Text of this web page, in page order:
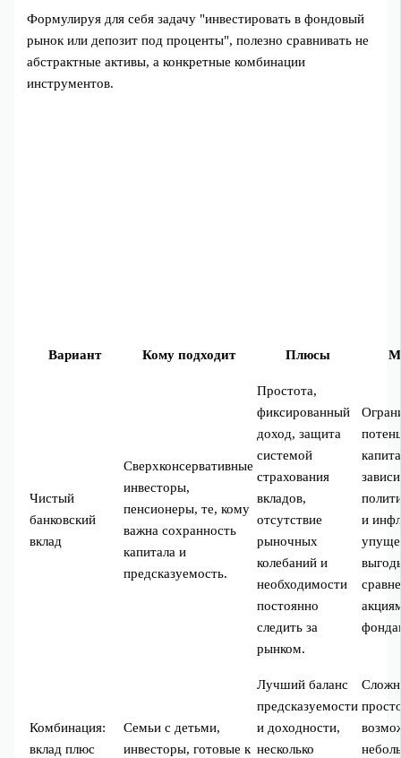
Формулируя для себя задачу "инвестировать в фондовый
рынок или депозит под проценты", полезно сравнивать не
абстрактные активы, а конкретные комбинации
инструментов.
Вариант Кому подходит Плюсы
Чистый
банковский
вклад
Сверхконсервативные
инвесторы,
пенсионеры, те, кому
важна сохранность
капитала и
предсказуемость.
Простота,
фиксированный
доход, защита
системой
страхования
вкладов,
отсутствие
рыночных
колебаний и
необходимости
постоянно
следить за
рынком.
и
Комбинация:
вклад плюс
Семьи с детьми,
инвесторы, готовые к
Лучший баланс
предсказуемости
и доходности,
несколько